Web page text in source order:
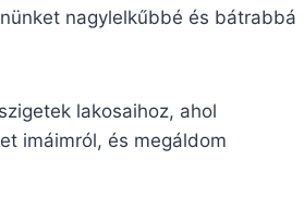
nagylelkűbbé és bátrabbá
lakosaihoz, ahol
imáimról, és megáldom